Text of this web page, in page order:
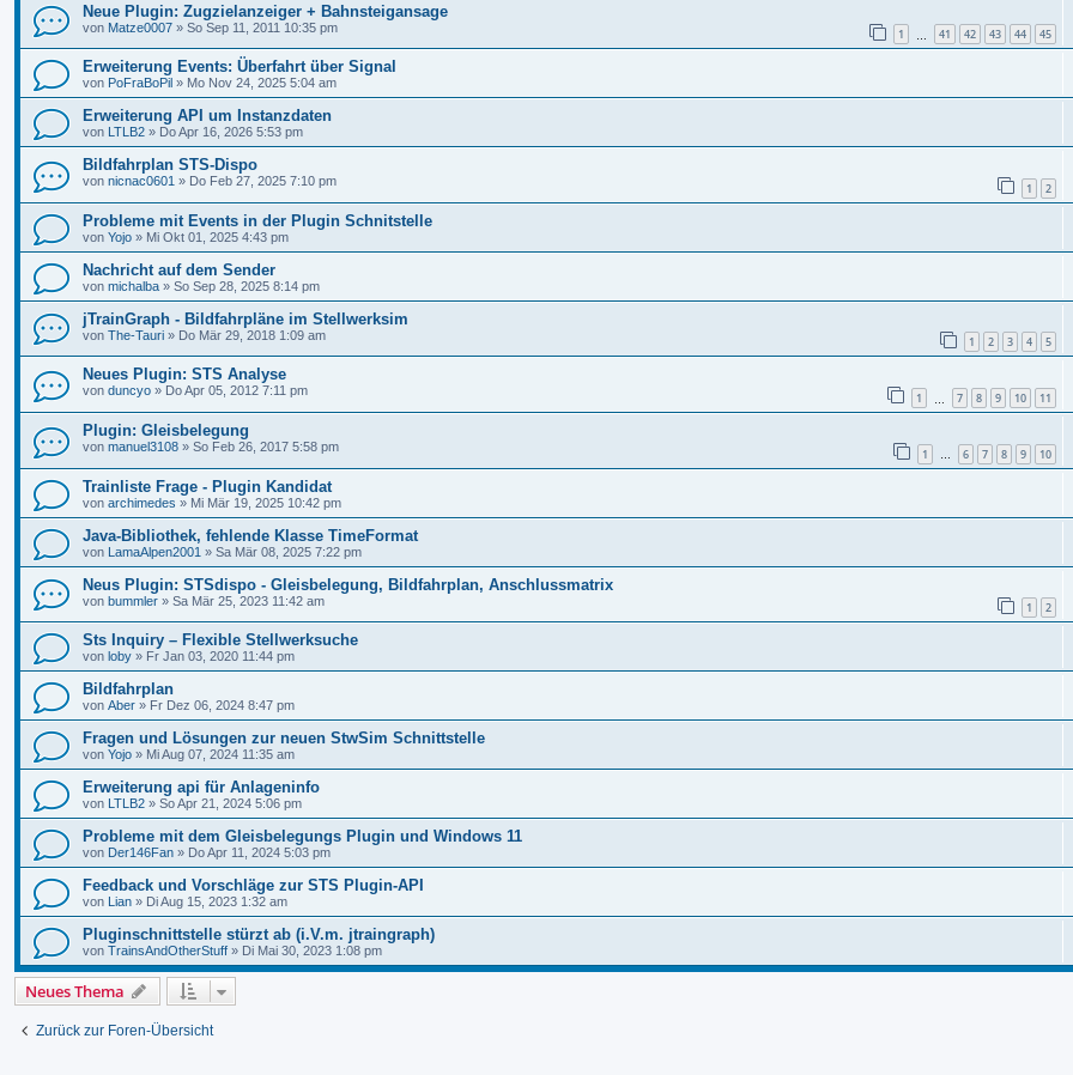
Neue Plugin: Zugzielanzeiger + Bahnsteigansage
von Matze0007 » So Sep 11, 2011 10:35 pm 1 41 42 43 44 45
Erweiterung Events: Überfahrt über Signal
von PoFraBoPil » Mo Nov 24, 2025 5:04 am
Erweiterung API um Instanzdaten
von LTLB2 » Do Apr 16, 2026 5:53 pm
Bildfahrplan STS-Dispo
von nicnac0601 » Do Feb 27, 2025 7:10 pm 1 2
Probleme mit Events in der Plugin Schnitstelle
von Yojo » Mi Okt 01, 2025 4:43 pm
Nachricht auf dem Sender
von michalba » So Sep 28, 2025 8:14 pm
jTrainGraph - Bildfahrpläne im Stellwerksim
von The-Tauri » Do Mär 29, 2018 1:09 am 1 2 3 4 5
Neues Plugin: STS Analyse
von duncyo » Do Apr 05, 2012 7:11 pm 1 7 8 9 10 11
Plugin: Gleisbelegung
von manuel3108 » So Feb 26, 2017 5:58 pm 1 … 6 7 8 9 10
Trainliste Frage - Plugin Kandidat
von archimedes » Mi Mär 19, 2025 10:42 pm
Java-Bibliothek, fehlende Klasse TimeFormat
von LamaAlpen2001 » Sa Mär 08, 2025 7:22 pm
Neus Plugin: STSdispo - Gleisbelegung, Bildfahrplan, Anschlussmatrix
von bummler » Sa Mär 25, 2023 11:42 am 1 2
Sts Inquiry – Flexible Stellwerksuche
von loby » Fr Jan 03, 2020 11:44 pm
Bildfahrplan
von Aber » Fr Dez 06, 2024 8:47 pm
Fragen und Lösungen zur neuen StwSim Schnittstelle
von Yojo » Mi Aug 07, 2024 11:35 am
Erweiterung api für Anlageninfo
von LTLB2 » So Apr 21, 2024 5:06 pm
Probleme mit dem Gleisbelegungs Plugin und Windows 11
von Der146Fan » Do Apr 11, 2024 5:03 pm
Feedback und Vorschläge zur STS Plugin-API
von Lian » Di Aug 15, 2023 1:32 am
Pluginschnittstelle stürzt ab (i.V.m. jtraingraph)
von TrainsAndOtherStuff » Di Mai 30, 2023 1:08 pm
Neues Thema
Zurück zur Foren-Übersicht